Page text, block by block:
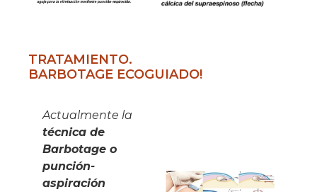
TRATAMIENTO.
BARBOTAGE ECOGUIADO!
Actualmente la
técnica de
Barbotage o
punción-
aspiración